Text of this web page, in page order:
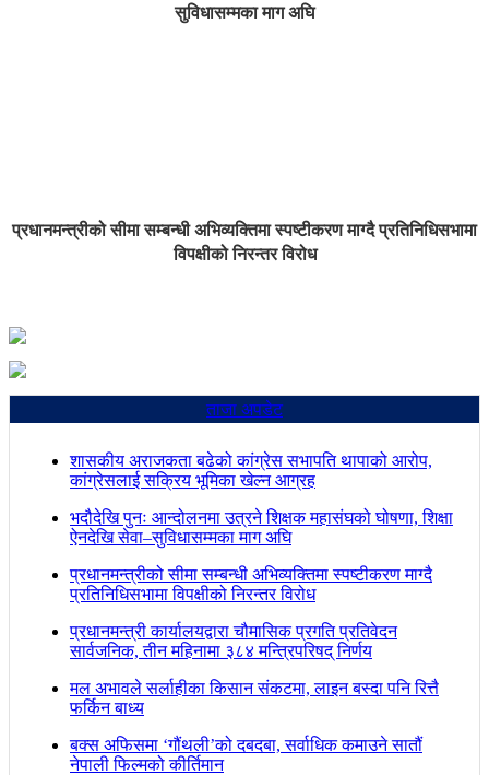
सुविधासम्मका माग अघि
प्रधानमन्त्रीको सीमा सम्बन्धी अभिव्यक्तिमा स्पष्टीकरण माग्दै प्रतिनिधिसभामा
विपक्षीको निरन्तर विरोध
ताजा अपडेट
शासकीय अराजकता बढेको कांग्रेस सभापति थापाको आरोप,
कांग्रेसलाई सक्रिय भूमिका खेल्न आग्रह
भदौदेखि पुनः आन्दोलनमा उत्रने शिक्षक महासंघको घोषणा, शिक्षा
ऐनदेखि सेवा–सुविधासम्मका माग अघि
प्रधानमन्त्रीको सीमा सम्बन्धी अभिव्यक्तिमा स्पष्टीकरण माग्दै
प्रतिनिधिसभामा विपक्षीको निरन्तर विरोध
प्रधानमन्त्री कार्यालयद्वारा चौमासिक प्रगति प्रतिवेदन
सार्वजनिक, तीन महिनामा ३८४ मन्त्रिपरिषद् निर्णय
मल अभावले सर्लाहीका किसान संकटमा, लाइन बस्दा पनि रित्तै
फर्किन बाध्य
बक्स अफिसमा ‘गौंथली’को दबदबा, सर्वाधिक कमाउने सातौं
नेपाली फिल्मको कीर्तिमान